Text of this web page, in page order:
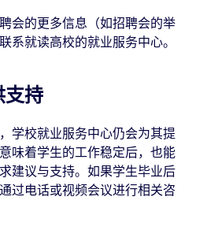
会的更多信息（如招聘会的举
系就读高校的就业服务中心。
支持
学校就业服务中心仍会为其提
味着学生的工作稳定后，也能
建议与支持。如果学生毕业后
过电话或视频会议进行相关咨